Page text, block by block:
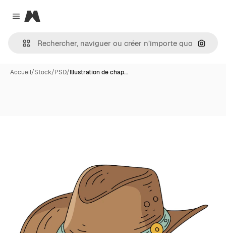
Close menu
Magnific
Accueil/Stock/PSD/Illustration de chap…